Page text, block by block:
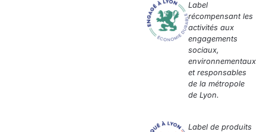
Label
récompensant les
activités aux
engagements
sociaux,
environnementaux
et responsables
de la métropole
de Lyon.
Label de produits